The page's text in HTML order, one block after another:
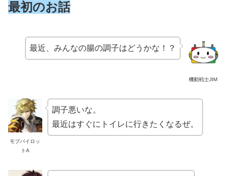
最初のお話
機動戦士JIM
最近、みんなの腸の調子はどうかな！？
モブパイロッ
トA
調子悪いな。
最近はすぐにトイレに行きたくなるぜ。